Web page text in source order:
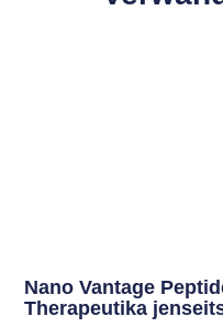
Nano Vantage
Therapeutika